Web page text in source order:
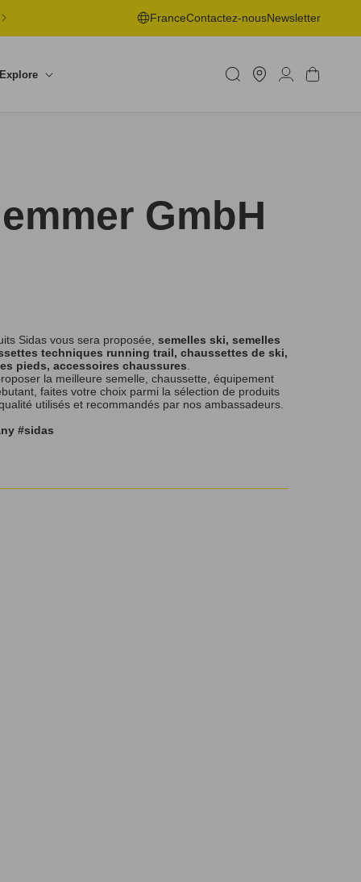
LIVRAISON OFFERTE EN POINT DE RETRAIT DÈS 50€ -
RETOURS SOUS 30J
FranceContactez-nousNewsletter
Explore
un
shop
ConnexionPanier
GmbH
Sidas vous sera proposée, semelles ski, semelles
techniques running trail, chaussettes de ski,
pieds, accessoires chaussures
la meilleure semelle, chaussette, équipement
faites votre choix parmi la sélection de produits
utilisés et recommandés par nos ambassadeurs.
#sidas